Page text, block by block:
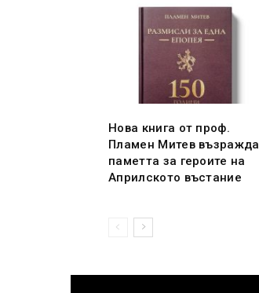
Нова книга от проф.
Пламен Митев възражда
паметта за героите на
Априлското въстание